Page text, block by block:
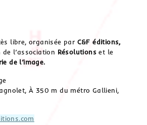
libre, organisée par C&F éditions,
l’association Résolutions et le
de l’image.
À 350 m du métro Gallieni,